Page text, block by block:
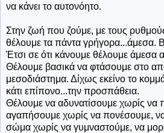
να κάνει το αυτονόητο.
Στην ζωή που ζούμε, με τους
θέλουμε τα πάντα γρήγορα...άμεσα.
Έτσι σε ότι κάνουμε θέλουμε άμεσα
Θέλουμε βασικά να φτάσουμε στο
μεσοδιάστημα. Δίχως εκείνο το
κάτι επίπονο...την προσπάθεια.
Θέλουμε να αδυνατίσουμε χωρίς να
αγαπήσουμε χωρίς να πονέσουμε,
σώμα χωρίς να γυμναστούμε, να